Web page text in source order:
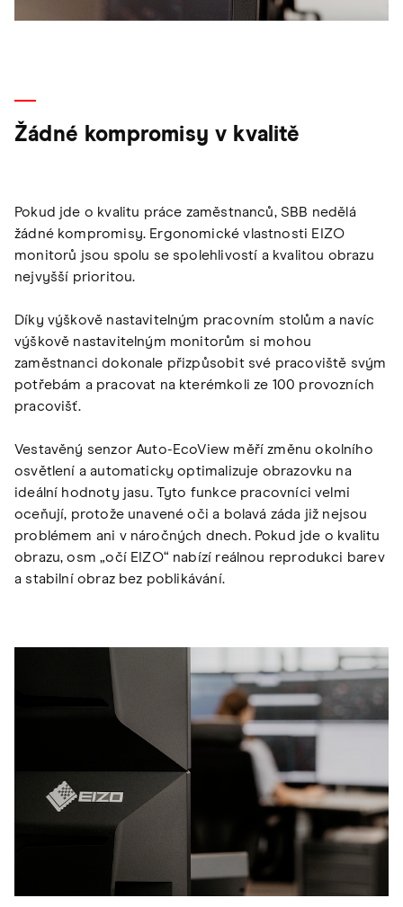
Žádné kompromisy v kvalitě
Pokud jde o kvalitu práce zaměstnanců, SBB nedělá
žádné kompromisy. Ergonomické vlastnosti EIZO
monitorů jsou spolu se spolehlivostí a kvalitou obrazu
nejvyšší prioritou.
Díky výškově nastavitelným pracovním stolům a navíc
výškově nastavitelným monitorům si mohou
zaměstnanci dokonale přizpůsobit své pracoviště svým
potřebám a pracovat na kterémkoli ze 100 provozních
pracovišť.
Vestavěný senzor Auto-EcoView měří změnu okolního
osvětlení a automaticky optimalizuje obrazovku na
ideální hodnoty jasu. Tyto funkce pracovníci velmi
oceňují, protože unavené oči a bolavá záda již nejsou
problémem ani v náročných dnech. Pokud jde o kvalitu
obrazu, osm „očí EIZO“ nabízí reálnou reprodukci barev
a stabilní obraz bez poblikávání.